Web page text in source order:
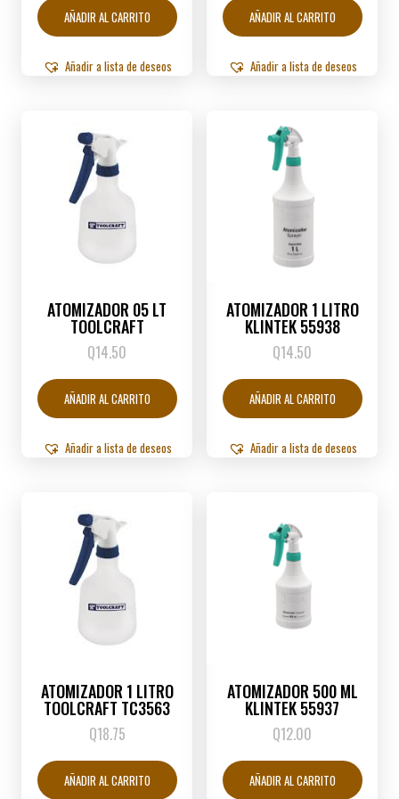
AÑADIR AL CARRITO
Añadir a lista de deseos
AÑADIR AL CARRITO
Añadir a lista de deseos
ATOMIZADOR 05 LT
TOOLCRAFT
Q14.50
AÑADIR AL CARRITO
Añadir a lista de deseos
ATOMIZADOR 1 LITRO
KLINTEK 55938
Q14.50
AÑADIR AL CARRITO
Añadir a lista de deseos
ATOMIZADOR 1 LITRO
TOOLCRAFT TC3563
Q18.75
AÑADIR AL CARRITO
ATOMIZADOR 500 ML
KLINTEK 55937
Q12.00
AÑADIR AL CARRITO